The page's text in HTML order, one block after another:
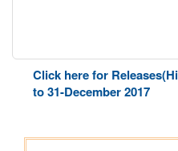
Click here for
to 31-December 2017